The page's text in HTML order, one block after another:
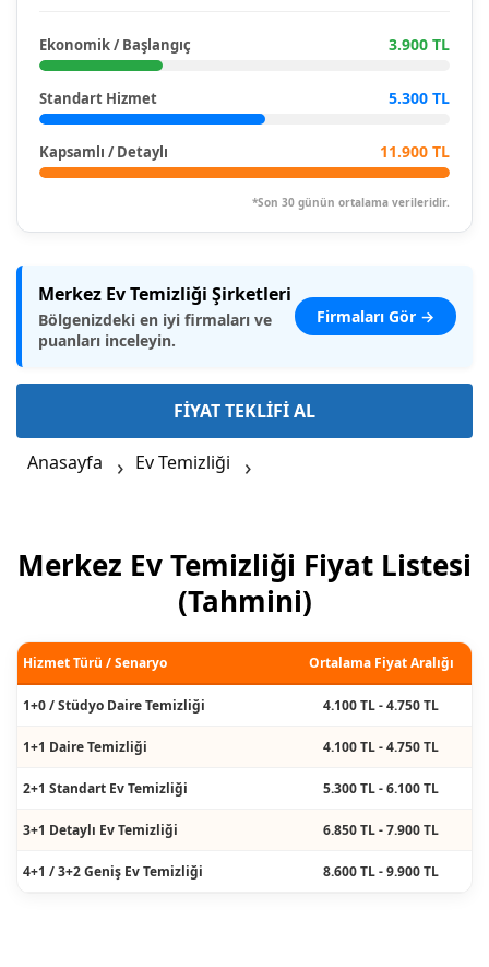
Ekonomik / Başlangıç 3.900 TL
Standart Hizmet 5.300 TL
Kapsamlı / Detaylı 11.900 TL
*Son 30 günün ortalama verileridir.
Merkez Ev Temizliği Şirketleri
Bölgenizdeki en iyi firmaları ve
puanları inceleyin.
Firmaları Gör →
FİYAT TEKLİFİ AL
Anasayfa Ev Temizliği
Merkez Ev Temizliği Fiyat Listesi
(Tahmini)
Hizmet Türü / Senaryo Ortalama Fiyat Aralığı
1+0 / Stüdyo Daire Temizliği 4.100 TL - 4.750 TL
1+1 Daire Temizliği 4.100 TL - 4.750 TL
2+1 Standart Ev Temizliği 5.300 TL - 6.100 TL
3+1 Detaylı Ev Temizliği 6.850 TL - 7.900 TL
4+1 / 3+2 Geniş Ev Temizliği 8.600 TL - 9.900 TL